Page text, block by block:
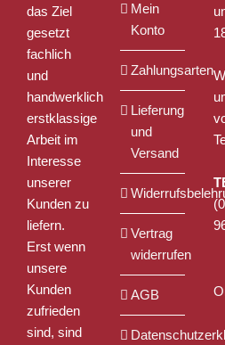
das Ziel
gesetzt
fachlich
und
handwerklich
erstklassige
Arbeit im
Interesse
unserer
Kunden zu
liefern.
Erst wenn
unsere
Kunden
zufrieden
sind, sind
Mein
Konto
Zahlungsarten
Lieferung
und
Versand
Vertrag
widerrufen
AGB